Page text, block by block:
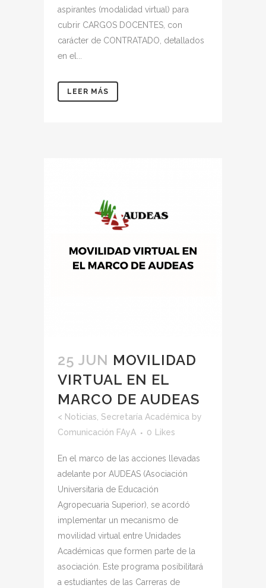
aspirantes (modalidad virtual) para
cubrir CARGOS DOCENTES, con
carácter de CONTRATADO, detallados
en el...
LEER MÁS
25 JUN MOVILIDAD
VIRTUAL EN EL
MARCO DE AUDEAS
< Noticias, Secretaría Académica by
Comunicación FAyA
0 Likes
En el marco de las acciones llevadas
adelante por AUDEAS (Asociación
Universitaria de Educación
Agropecuaria Superior), se acordó
implementar un mecanismo de
movilidad virtual entre Unidades
Académicas que formen parte de la
asociación. Este programa posibilitará
a estudiantes de las Carreras de